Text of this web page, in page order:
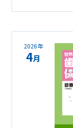
2026年
4月